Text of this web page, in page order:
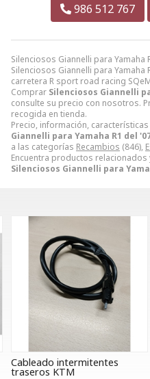
Silenciosos Giannelli para
Silenciosos Giannelli para
carretera R sport road racing
Comprar Silenciosos Giannelli
consulte su precio con nosotros.
recogida en tienda.
Precio, información,
Giannelli para Yamaha R1 del
a las categorías Recambios (846),
Encuentra productos
Silenciosos Giannelli para
986 512 767
Cableado intermitentes
traseros KTM